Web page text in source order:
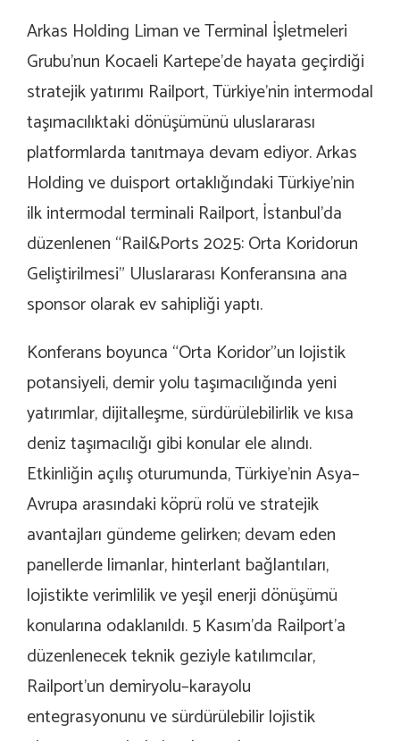
Arkas Holding Liman ve Terminal İşletmeleri
Grubu’nun Kocaeli Kartepe’de hayata geçirdiği
stratejik yatırımı Railport, Türkiye’nin intermodal
taşımacılıktaki dönüşümünü uluslararası
platformlarda tanıtmaya devam ediyor. Arkas
Holding ve duisport ortaklığındaki Türkiye’nin
ilk intermodal terminali Railport, İstanbul’da
düzenlenen “Rail&Ports 2025: Orta Koridorun
Geliştirilmesi” Uluslararası Konferansına ana
sponsor olarak ev sahipliği yaptı.
Konferans boyunca “Orta Koridor”un lojistik
potansiyeli, demir yolu taşımacılığında yeni
yatırımlar, dijitalleşme, sürdürülebilirlik ve kısa
deniz taşımacılığı gibi konular ele alındı.
Etkinliğin açılış oturumunda, Türkiye’nin Asya–
Avrupa arasındaki köprü rolü ve stratejik
avantajları gündeme gelirken; devam eden
panellerde limanlar, hinterlant bağlantıları,
lojistikte verimlilik ve yeşil enerji dönüşümü
konularına odaklanıldı. 5 Kasım’da Railport’a
düzenlenecek teknik geziyle katılımcılar,
Railport’un demiryolu–karayolu
entegrasyonunu ve sürdürülebilir lojistik